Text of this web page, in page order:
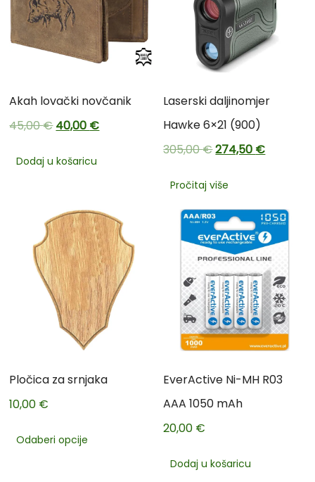
Akah lovački novčanik
45,00€40,00 €
Dodaj u košaricu
Laserski daljinomjer
Hawke 6×21 (900)
305,00€274,50 €
Pročitaj više
Pločica za srnjaka
10,00 €
Odaberi opcije
EverActive Ni-MH R03
AAA 1050 mAh
20,00 €
Dodaj u košaricu